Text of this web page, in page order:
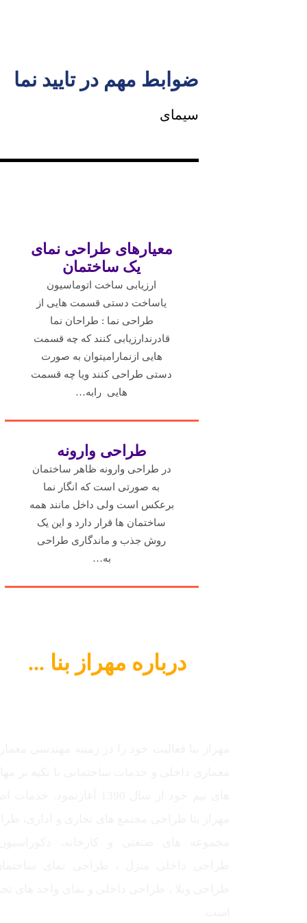
ضوابط مهم در تایید نما
سیمای
معیارهای طراحی نمای
یک ساختمان
ارزیابی ساخت اتوماسیون
یاساخت دستی قسمت هایی از
طراحی نما : طراحان نما
قادرندارزیابی کنند که چه قسمت
هایی ازنمارامیتوان به صورت
دستی طراحی کنند ویا چه قسمت
هایی رابه…
طراحی وارونه
در طراحی وارونه ظاهر ساختمان
به صورتی است که انگار نما
برعکس است ولی داخل مانند همه
ساختمان ها قرار دارد و این یک
روش جذب و ماندگاری طراحی
به…
درباره مهراز بنا ...